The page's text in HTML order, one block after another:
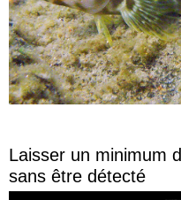
Laisser un minimum
sans être détecté